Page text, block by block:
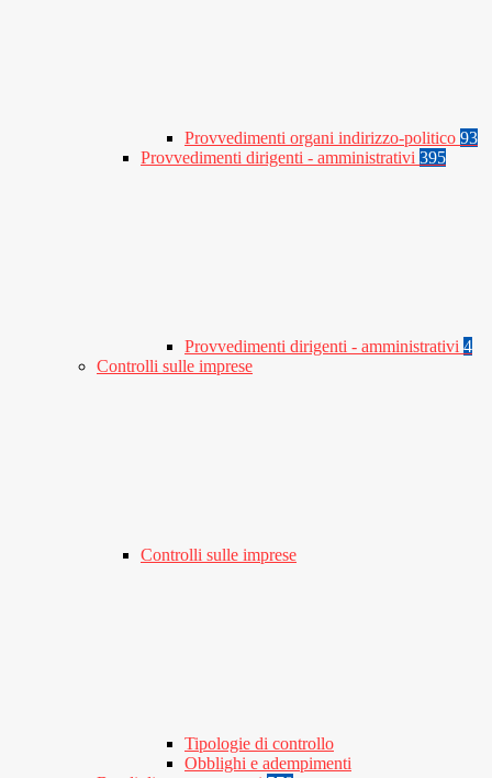
Provvedimenti organi indirizzo-politico 93
Provvedimenti dirigenti - amministrativi 395
Provvedimenti dirigenti - amministrativi 4
Controlli sulle imprese
Controlli sulle imprese
Tipologie di controllo
Obblighi e adempimenti